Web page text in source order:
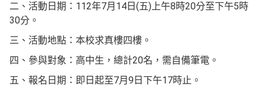
二、活動日期：112年7月14日(五)上午8時20分至下午5時
30分。
三、活動地點：本校求真樓四樓。
四、參與對象：高中生，總計20名，需自備筆電。
五、報名日期：即日起至7月9日下午17時止。